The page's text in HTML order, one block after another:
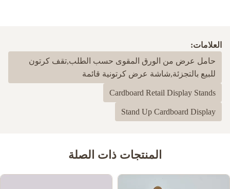
العلامات:
حامل عرض من الورق المقوى حسب الطلب,تقف كرتون
للبيع بالتجزئة,شاشة عرض كرتونية قائمة
Cardboard Retail Display Stands
Stand Up Cardboard Display
المنتجات ذات الصلة